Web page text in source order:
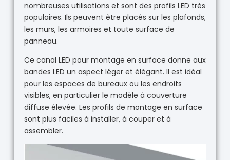
nombreuses utilisations et sont des profils LED très
populaires. Ils peuvent être placés sur les plafonds,
les murs, les armoires et toute surface de
panneau.
Ce canal LED pour montage en surface donne aux
bandes LED un aspect léger et élégant. Il est idéal
pour les espaces de bureaux ou les endroits
visibles, en particulier le modèle à couverture
diffuse élevée. Les profils de montage en surface
sont plus faciles à installer, à couper et à
assembler.